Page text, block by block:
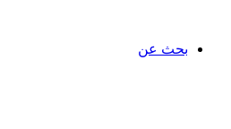
بحث عن